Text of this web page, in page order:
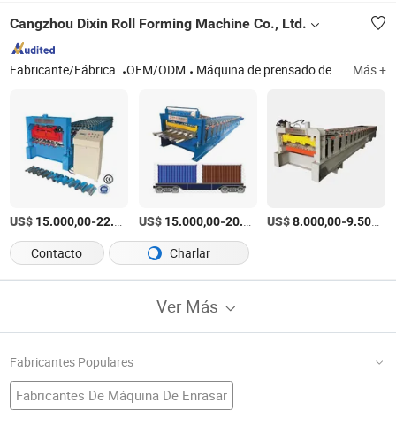
Cangzhou Dixin Roll Forming Machine Co., Ltd.
Fabricante/Fábrica OEM/ODM Máquina de prensado de baldosas, máquina de quilla, equipo de cubierta de suelo, equipo de paneles integrados de aislamiento y decoración de paredes exteriores, equipo de paneles metálicos tallados, equipo de tejas de acero color, equipo de acero en forma de C Más +
US$ 15.000,00-22.000,00 /Pieza
US$ 15.000,00-20.000,00 /Pieza
US$8.000,00-9.500,00
Contacto
Charlar
Ver Más
Fabricantes Populares
Fabricantes De Máquina De Enrasar